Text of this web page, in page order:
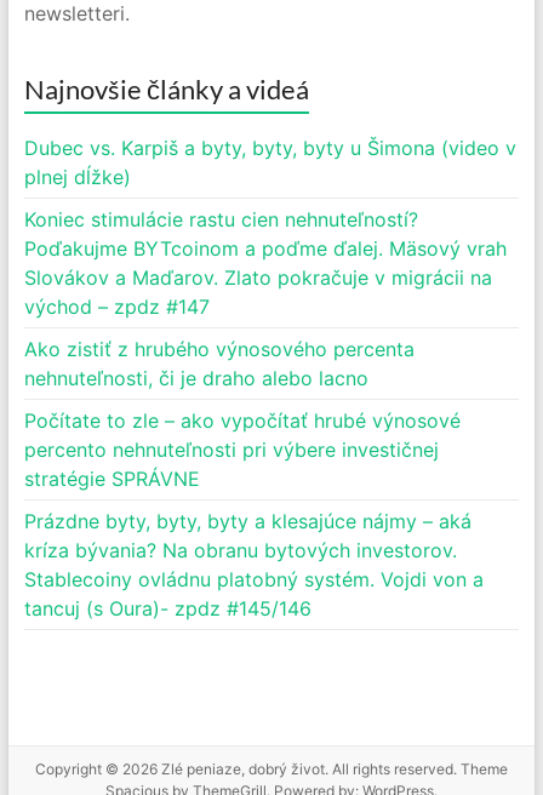
newsletteri.
Najnovšie články a videá
Dubec vs. Karpiš a byty, byty, byty u Šimona (video v
plnej dĺžke)
Koniec stimulácie rastu cien nehnuteľností?
Poďakujme BYTcoinom a poďme ďalej. Mäsový vrah
Slovákov a Maďarov. Zlato pokračuje v migrácii na
východ – zpdz #147
Ako zistiť z hrubého výnosového percenta
nehnuteľnosti, či je draho alebo lacno
Počítate to zle – ako vypočítať hrubé výnosové
percento nehnuteľnosti pri výbere investičnej
stratégie SPRÁVNE
Prázdne byty, byty, byty a klesajúce nájmy – aká
kríza bývania? Na obranu bytových investorov.
Stablecoiny ovládnu platobný systém. Vojdi von a
tancuj (s Oura)- zpdz #145/146
Copyright © 2026 Zlé peniaze, dobrý život. All rights reserved. Theme
Spaciousby ThemeGrill. Powered by: WordPress.